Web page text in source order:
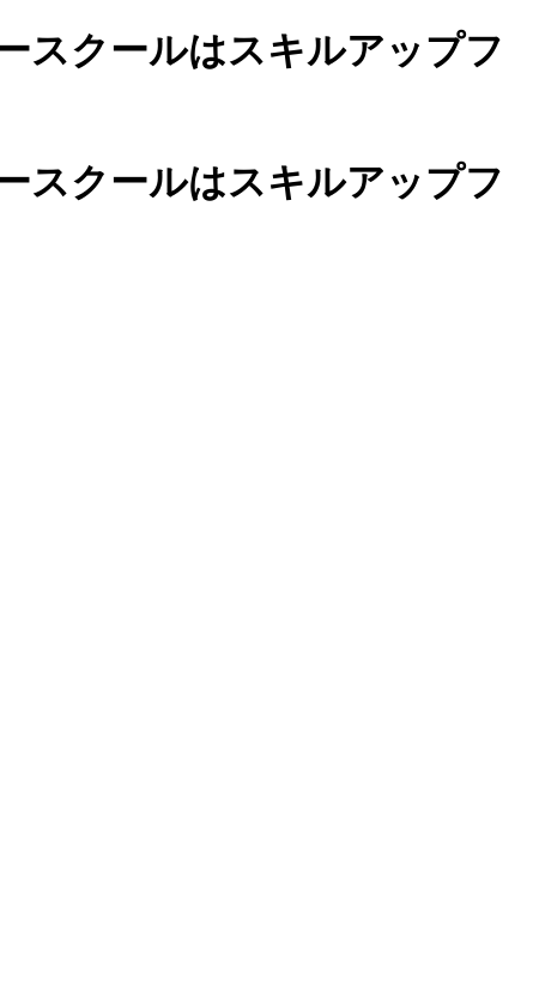
スクールはスキルアップフ
スクールはスキルアップフ